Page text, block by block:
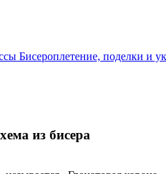
Бисероплетение, поделки и
из бисера